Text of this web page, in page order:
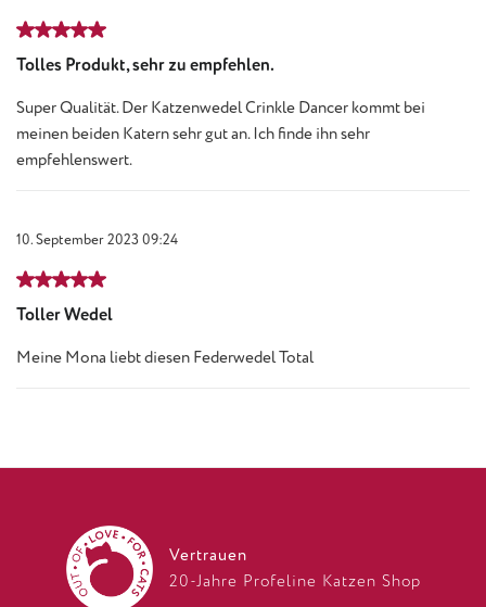
Bewertung mit 5 von 5 Sternen
Tolles Produkt, sehr zu empfehlen.
Super Qualität. Der Katzenwedel Crinkle Dancer kommt bei
meinen beiden Katern sehr gut an. Ich finde ihn sehr
empfehlenswert.
10. September 2023 09:24
Bewertung mit 5 von 5 Sternen
Toller Wedel
Meine Mona liebt diesen Federwedel Total
Vertrauen
20-Jahre Profeline Katzen Shop